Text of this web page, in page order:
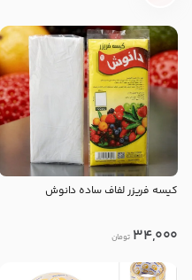
کیسه فریزر لفاف ساده دانوش
34,000 تومان